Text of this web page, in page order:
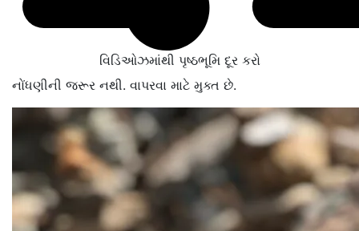
વિડિઓઝમાંથી પૃષ્ઠભૂમિ દૂર કરો
નોંધણીની જરૂર નથી. વાપરવા માટે મુક્ત છે.